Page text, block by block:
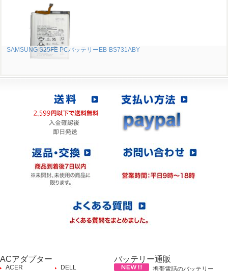
SAMSUNG S25FE PCバッテリーEB-BS731ABY
ACアダプター
ACER DELL
バッテリー通販
携帯電話のバッテリー